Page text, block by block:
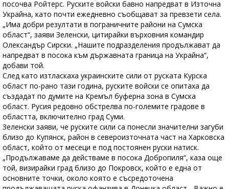
посочва Ройтерс. Руските войски бавно напредват в Източна
Украйна, като почти ежедневно съобщават за превзети села.
„Има добри резултати в пограничните райони на Сумска
област“, заяви Зеленски, цитирайки върховния командир
Олександър Сирски. „Нашите подразделения продължават да
напредват в посока към държавната граница на Украйна“,
добави той.
След като изтласкаха украинските сили от руската Курска
област по-рано тази година, руските войски се опитаха да
създадат по думите на Кремъл буферна зона в Сумска
област. Русия редовно обстрелва по-големите градове в
областта, включително град Суми.
Зеленски заяви, че руските сили са понесли значителни загуби
близо до Купянск, район в североизточната част на Харковска
област, който от месеци е под постоянен руски натиск.
„Продължаваме да действаме в посока Добропиля“, каза още
той, визирайки град близо до Покровск, който е една от
основните точки, около която е съсредоточена